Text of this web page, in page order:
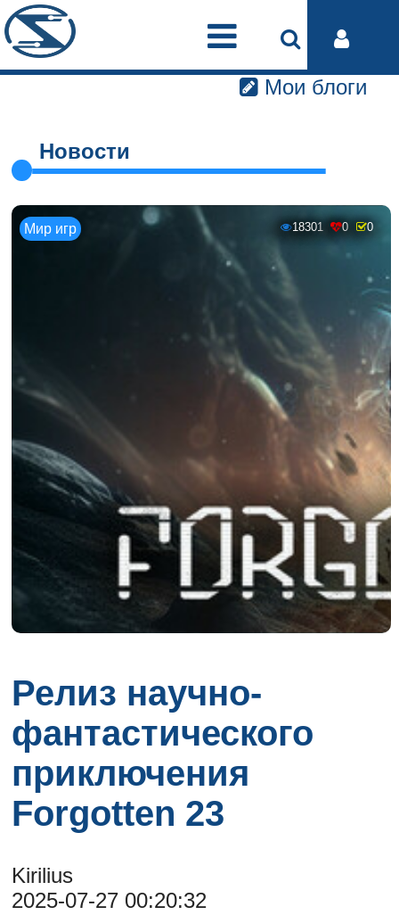
Мои блоги
Новости
Мир игр 18301 0 0
Релиз научно-
фантастического
приключения
Forgotten 23
Kirilius
2025-07-27 00:20:32